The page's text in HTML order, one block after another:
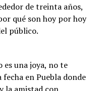
de treinta años,
qué son hoy por hoy
público.
es una joya, no te
en Puebla donde